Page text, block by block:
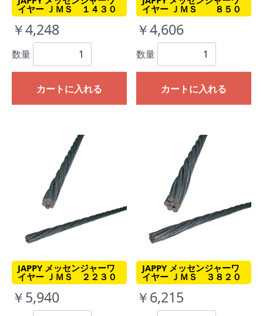
イヤー ＪＭＳ １４３０
￥4,248
数量
カートに入れる
イヤー ＪＭＳ ８５０
￥4,606
数量
カートに入れる
JAPPY メッセンジャーワ
イヤー ＪＭＳ ２２３０
￥5,940
JAPPY メッセンジャーワ
イヤー ＪＭＳ ３８２０
￥6,215